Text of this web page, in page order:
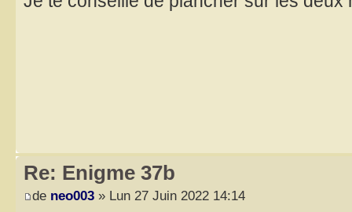
Re: Enigme 37b
de neo003 » Lun 27 Juin 2022 14:14